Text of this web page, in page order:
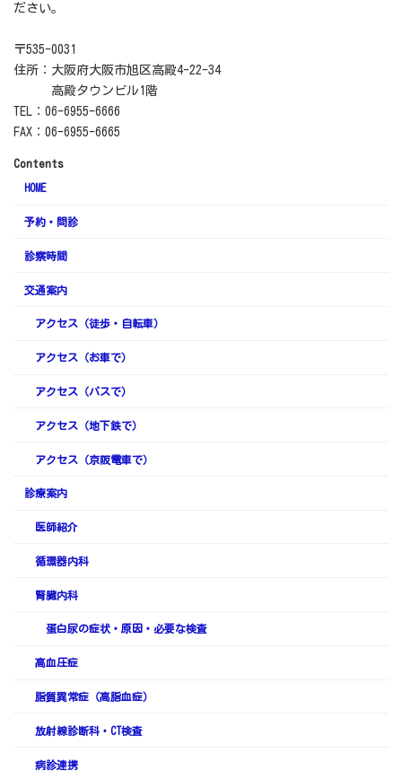
ださい。
〒535-0031
住所：大阪府大阪市旭区高殿4-22-34
高殿タウンビル1階
TEL：06-6955-6666
FAX：06-6955-6665
Contents
HOME
予約・問診
診察時間
交通案内
アクセス（徒歩・自転車）
アクセス（お車で）
アクセス（バスで）
アクセス（地下鉄で）
アクセス（京阪電車で）
診療案内
医師紹介
循環器内科
腎臓内科
蛋白尿の症状・原因・必要な検査
高血圧症
脂質異常症（高脂血症）
放射線診断科・CT検査
病診連携